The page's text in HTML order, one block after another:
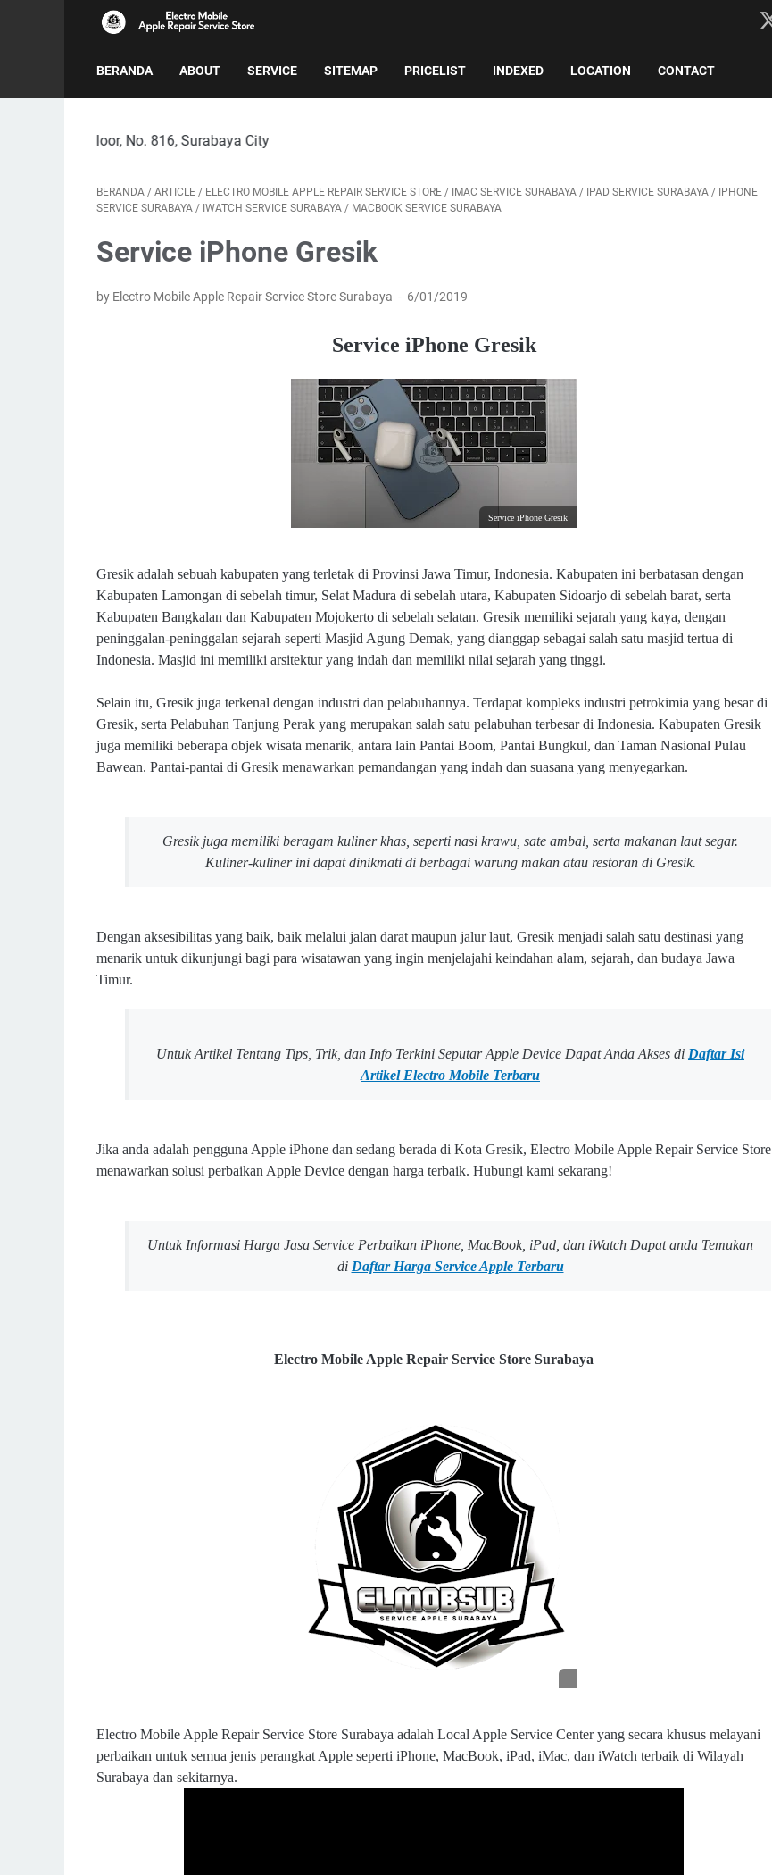
BERANDA ABOUT SERVICE SITEMAP PRICELIST INDEXED LOCATION CONTACT
Floor, No. 816, Surabaya City
BERANDA / ARTICLE / ELECTRO MOBILE APPLE REPAIR SERVICE STORE / IMAC SERVICE SURABAYA / IPAD SERVICE SURABAYA / IPHONE
SERVICE SURABAYA / IWATCH SERVICE SURABAYA / MACBOOK SERVICE SURABAYA
Service iPhone Gresik
by Electro Mobile Apple Repair Service Store Surabaya 6/01/2019
Service iPhone Gresik
Service iPhone Gresik
Gresik adalah sebuah kabupaten yang terletak di Provinsi Jawa Timur, Indonesia. Kabupaten ini berbatasan dengan
Kabupaten Lamongan di sebelah timur, Selat Madura di sebelah utara, Kabupaten Sidoarjo di sebelah barat, serta
Kabupaten Bangkalan dan Kabupaten Mojokerto di sebelah selatan. Gresik memiliki sejarah yang kaya, dengan
peninggalan-peninggalan sejarah seperti Masjid Agung Demak, yang dianggap sebagai salah satu masjid tertua di
Indonesia. Masjid ini memiliki arsitektur yang indah dan memiliki nilai sejarah yang tinggi.
Selain itu, Gresik juga terkenal dengan industri dan pelabuhannya. Terdapat kompleks industri petrokimia yang besar di
Gresik, serta Pelabuhan Tanjung Perak yang merupakan salah satu pelabuhan terbesar di Indonesia. Kabupaten Gresik
juga memiliki beberapa objek wisata menarik, antara lain Pantai Boom, Pantai Bungkul, dan Taman Nasional Pulau
Bawean. Pantai-pantai di Gresik menawarkan pemandangan yang indah dan suasana yang menyegarkan.
Gresik juga memiliki beragam kuliner khas, seperti nasi krawu, sate ambal, serta makanan laut segar.
Kuliner-kuliner ini dapat dinikmati di berbagai warung makan atau restoran di Gresik.
Dengan aksesibilitas yang baik, baik melalui jalan darat maupun jalur laut, Gresik menjadi salah satu destinasi yang
menarik untuk dikunjungi bagi para wisatawan yang ingin menjelajahi keindahan alam, sejarah, dan budaya Jawa
Timur.
Untuk Artikel Tentang Tips, Trik, dan Info Terkini Seputar Apple Device Dapat Anda Akses di Daftar Isi
Artikel Electro Mobile Terbaru
Jika anda adalah pengguna Apple iPhone dan sedang berada di Kota Gresik, Electro Mobile Apple Repair Service Store
menawarkan solusi perbaikan Apple Device dengan harga terbaik. Hubungi kami sekarang!
Untuk Informasi Harga Jasa Service Perbaikan iPhone, MacBook, iPad, dan iWatch Dapat anda Temukan
di Daftar Harga Service Apple Terbaru
Electro Mobile Apple Repair Service Store Surabaya
u
b.
c
o
Electro Mobile Apple Repair Service Store Surabaya adalah Local Apple Service Center yang secara khusus melayani
perbaikan untuk semua jenis perangkat Apple seperti iPhone, MacBook, iPad, iMac, dan iWatch terbaik di Wilayah
Surabaya dan sekitarnya.